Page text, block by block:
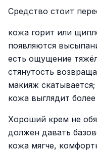
Средство стоит
кожа горит или
появляются
есть ощущение
стянутость
макияж скатывается;
кожа выглядит
Хороший крем не
должен давать
кожа мягче,